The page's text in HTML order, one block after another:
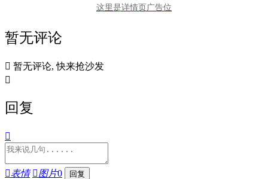
这里是详情页广告位
暂无评论
 暂无评论, 快来抢沙发

回复

表情 图片0